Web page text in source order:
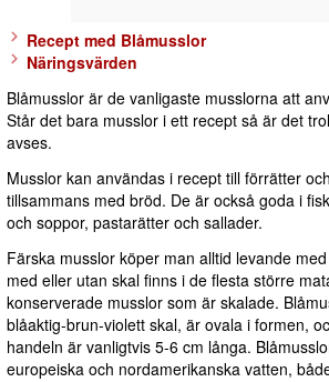
Recept med Blåmusslor
Näringsvärden
Blåmusslor är de vanligaste musslorna att
Står det bara musslor i ett recept så är det
avses.
Musslor kan användas i recept till förrätter
tillsammans med bröd. De är också goda i
och soppor, pastarätter och sallader.
Färska musslor köper man alltid levande
med eller utan skal finns i de flesta större
konserverade musslor som är skalade.
blåaktig-brun-violett skal, är ovala i formen,
handeln är vanligtvis 5-6 cm långa.
europeiska och nordamerikanska vatten,